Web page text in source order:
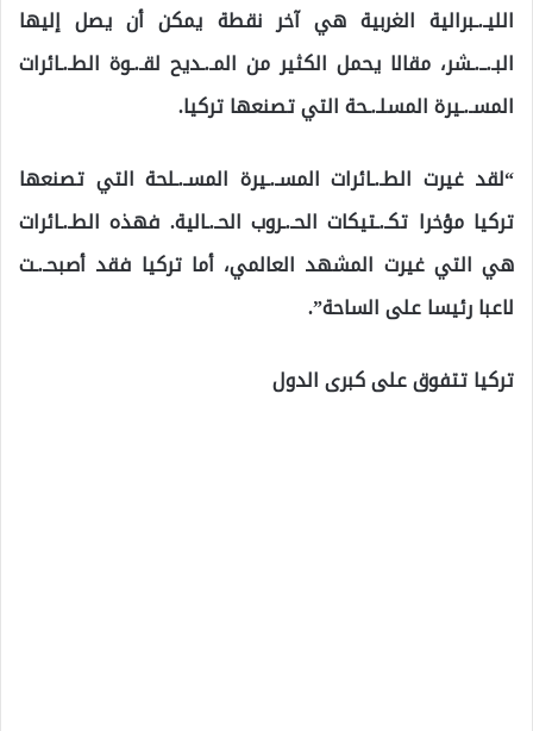
الليـ.ـبرالية الغربية هي آخر نقطة يمكن أن يصل إليها
البـ.ــ.ـشر، مقالا يحمل الكثير من المـ.ـديح لقـ.ـوة الطـ.ـائرات
المسـ.ـيرة المسلـ.ـحة التي تصنعها تركيا.
“لقد غيرت الطـ.ـائرات المسـ.ـيرة المسـ.ـلحة التي تصنعها
تركيا مؤخرا تكـ.ـتيكات الحـ.ـروب الحـ.ـالية. فهذه الطـ.ـائرات
هي التي غيرت المشهد العالمي، أما تركيا فقد أصبحـ.ـت
لاعبا رئيسا على الساحة”.
تركيا تتفوق على كبرى الدول